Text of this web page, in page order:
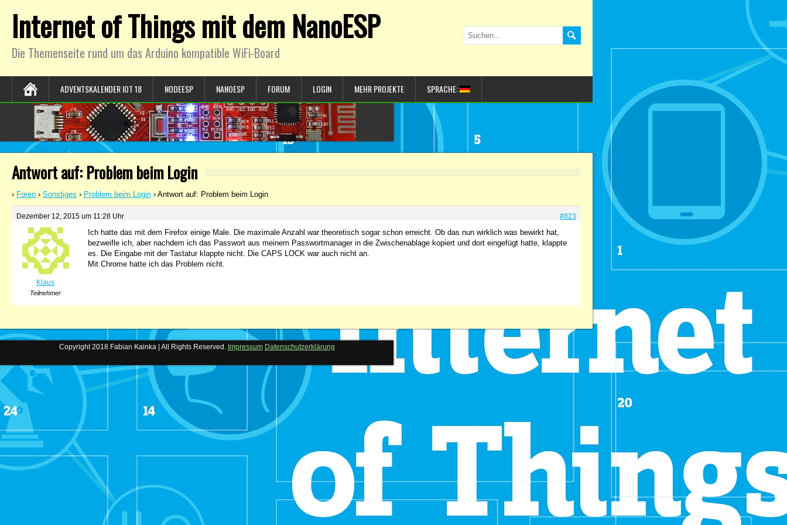
Internet of Things mit dem NanoESP
Die Themenseite rund um das Arduino kompatible WiFi-Board
ADVENTSKALENDER IOT 18 NODEESP NANOESP FORUM LOGIN MEHR PROJEKTE SPRACHE:
Antwort auf: Problem beim Login
› Foren › Sonstiges › Problem beim Login › Antwort auf: Problem beim Login
Dezember 12, 2015 um 11:28 Uhr #823
Klaus
Teilnehmer
Ich hatte das mit dem Firefox einige Male. Die maximale Anzahl war theoretisch sogar schon erreicht. Ob das nun wirklich was bewirkt hat,
bezweifle ich, aber nachdem ich das Passwort aus meinem Passwortmanager in die Zwischenablage kopiert und dort eingefügt hatte, klappte
es. Die Eingabe mit der Tastatur klappte nicht. Die CAPS LOCK war auch nicht an.
Mit Chrome hatte ich das Problem nicht.
Copyright 2018 Fabian Kainka | All Rights Reserved. Impressum Datenschutzerklärung